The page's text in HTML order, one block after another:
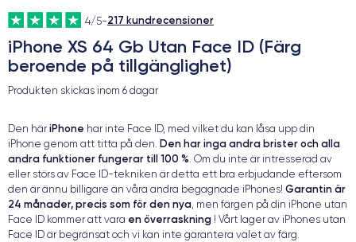
4/5-217 kundrecensioner
iPhone XS 64 Gb Utan Face ID (Färg
beroende på tillgänglighet)
Produkten skickas inom 6 dagar
Den här iPhone har inte Face ID, med vilket du kan låsa upp din
iPhone genom att titta på den. Den har inga andra brister och alla
andra funktioner fungerar till 100 %. Om du inte är intresserad av
eller störs av Face ID-tekniken är detta ett bra erbjudande eftersom
den är ännu billigare än våra andra begagnade iPhones! Garantin är
24 månader, precis som för den nya, men färgen på din iPhone utan
Face ID kommer att vara en överraskning ! Vårt lager av iPhones utan
Face ID är begränsat och vi kan inte garantera valet av färg.